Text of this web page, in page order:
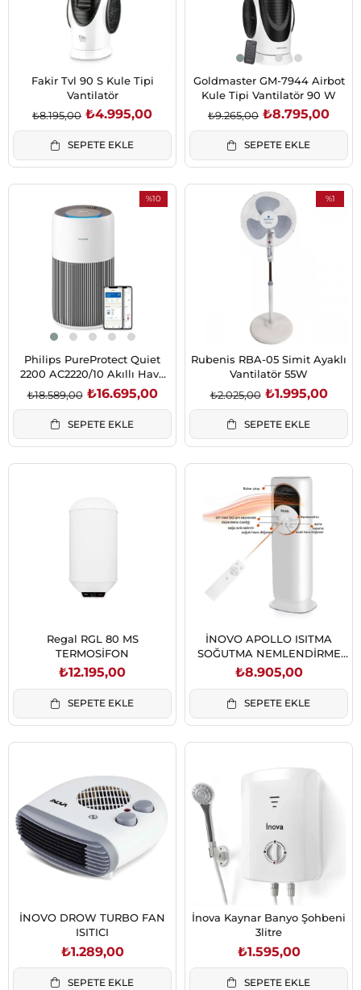
Fakir Tvl 90 S Kule Tipi
Vantilatör
₺4.995,00
₺8.195,00
SEPETE EKLE
Goldmaster GM-7944 Airbot
Kule Tipi Vantilatör 90 W
₺8.795,00
₺9.265,00
SEPETE EKLE
%10
Philips PureProtect Quiet
2200 AC2220/10 Akıllı Hava
Temizleyici 109 m²
₺16.695,00
₺18.589,00
SEPETE EKLE
%1
Rubenis RBA-05 Simit Ayaklı
Vantilatör 55W
₺1.995,00
₺2.025,00
SEPETE EKLE
Regal RGL 80 MS
TERMOSİFON
₺12.195,00
SEPETE EKLE
İNOVO APOLLO ISITMA
SOĞUTMA NEMLENDİRME
UV STERILIZATÖR
₺8.905,00
SEPETE EKLE
İNOVO DROW TURBO FAN
ISITICI
₺1.289,00
SEPETE EKLE
İnova Kaynar Banyo Şohbeni
3litre
₺1.595,00
SEPETE EKLE